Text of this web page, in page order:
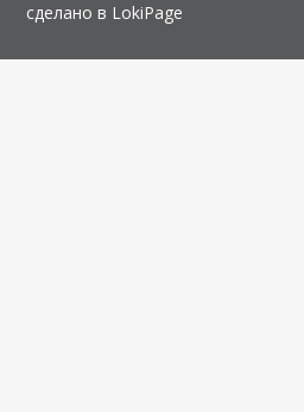
сделано в LokiPage